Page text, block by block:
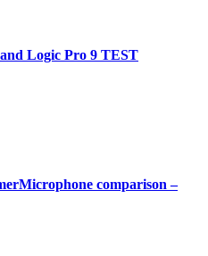
Logic Pro 9 TEST
comparison –